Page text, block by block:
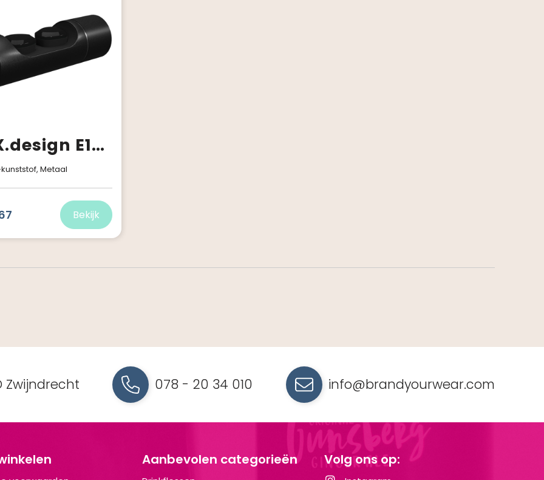
SCX.design E19 Bluetooth® oordopjes
Metaal
Bekijk
Zwijndrecht 078 - 20 34 010 info@brandyourwear.com
Aanbevolen categorieën Volg ons op: